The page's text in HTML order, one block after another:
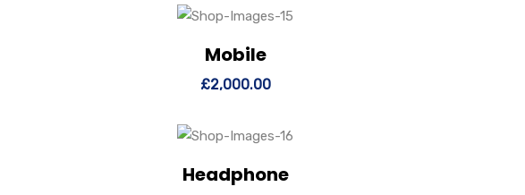
Mobile
£2,000.00
Headphone